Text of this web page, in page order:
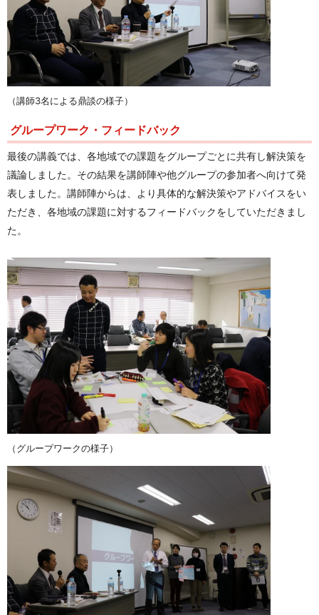
（講師3名による鼎談の様子）
グループワーク・フィードバック
最後の講義では、各地域での課題をグループごとに共有し解決策を
議論しました。その結果を講師陣や他グループの参加者へ向けて発
表しました。講師陣からは、より具体的な解決策やアドバイスをい
ただき、各地域の課題に対するフィードバックをしていただきまし
た。
（グループワークの様子）